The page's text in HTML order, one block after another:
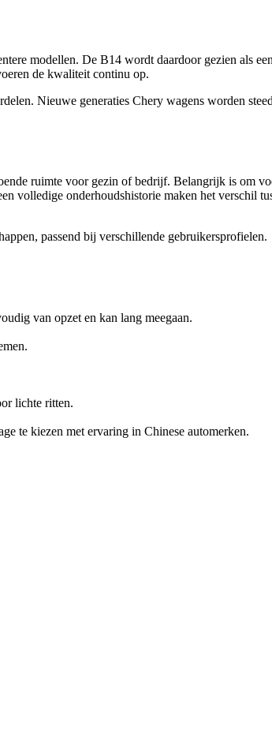
modellen. De B14 wordt daardoor gezien als
de kwaliteit continu op.
Nieuwe generaties Chery wagens worden
ruimte voor gezin of bedrijf. Belangrijk is om
volledige onderhoudshistorie maken het verschil
passend bij verschillende gebruikersprofielen.
van opzet en kan lang meegaan.
lichte ritten.
te kiezen met ervaring in Chinese automerken.